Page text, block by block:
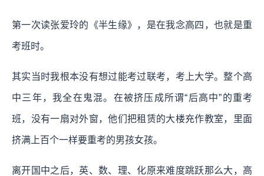
第一次读张爱玲的《半生缘》，是在我念高四，也就是重
考班时。
其实当时我根本没有想过能考过联考，考上大学。整个高
中三年，我全在鬼混。在被挤压成所谓“后高中”的重考
班，没有一扇对外窗，他们把租赁的大楼充作教室，里面
挤满上百个一样要重考的男孩女孩。
离开国中之后，英、数、理、化原来难度跳跃那么大，高